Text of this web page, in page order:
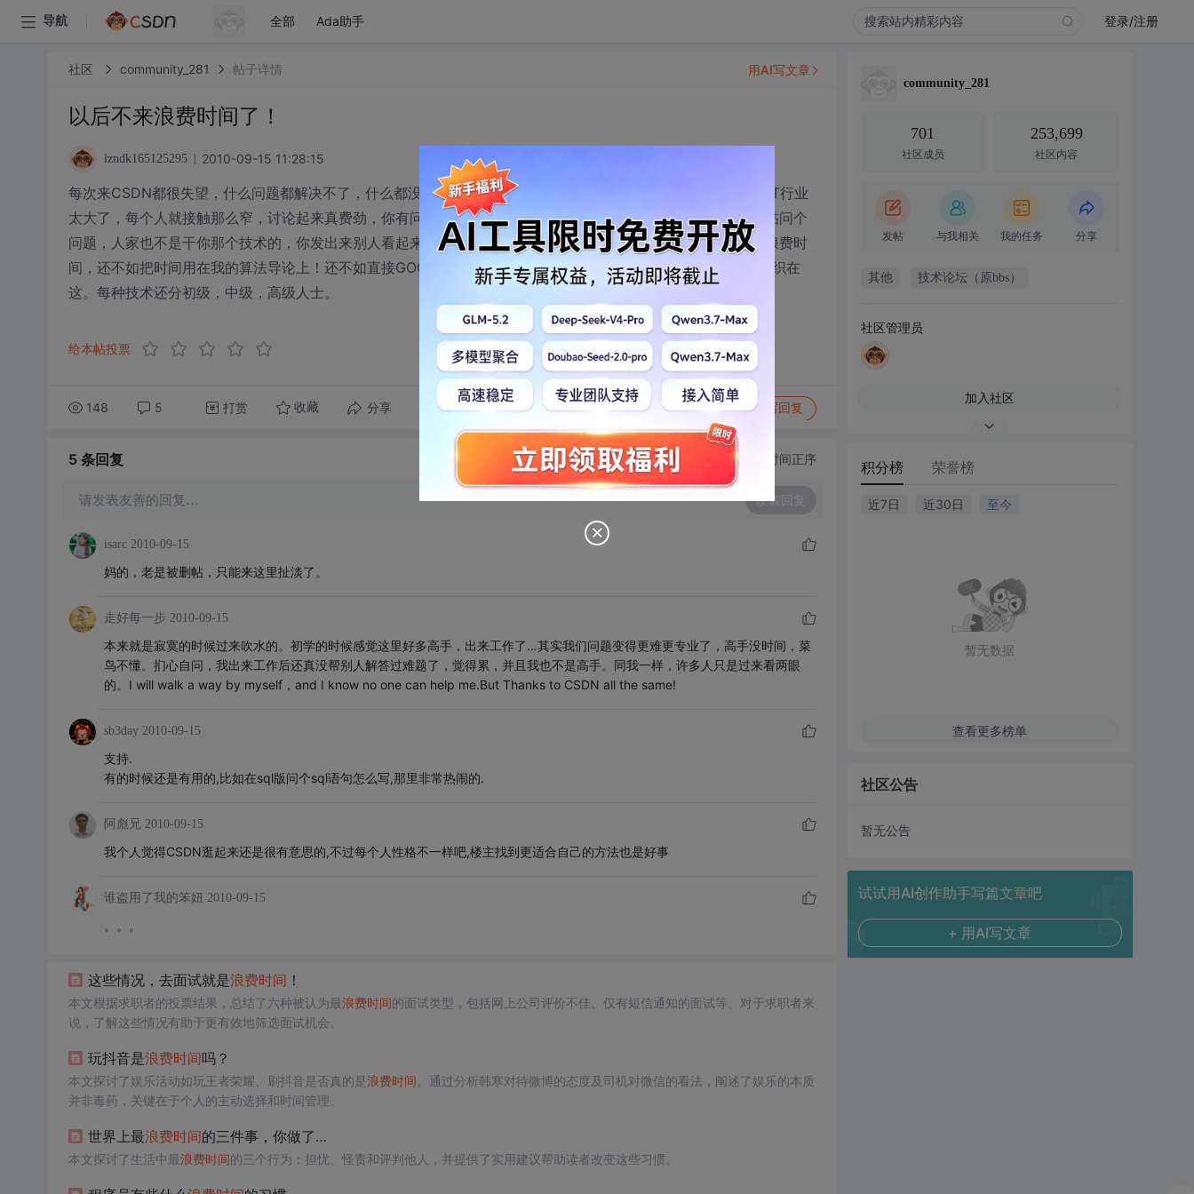
导航 全部 Ada助手 登录/注册
社区 community_281 帖子详情
以后不来浪费时间了！
lzndk165125295 2010-09-15 11:28:15
每次来CSDN都很失望，什么问题都解决不了，什么都没学到，我说能有点用的就是 有些兄弟上传上去的资源，IT行业
太大了，每个人就接触那么窄，讨论起来真费劲，你有问题你直接问你公司的同事或者前辈就万事了，来这发个帖问个
问题，人家也不是干你那个技术的，你发出来别人看起来还迷糊，论坛真扯淡，就是没事来休闲会。再不来了，浪费时
间，还不如把时间用在我的算法导论上！还不如直接GOOGLE下 或者百度下查些东西。感觉特混乱。各种技术交织在
这。每种技术还分初级，中级，高级人士。
给本帖投票
148 5 打赏 收藏 分享 转发到动态 举报 写回复
用AI写文章
5 条回复 切换为时间正序
请发表友善的回复… 发表回复
isarc 2010-09-15
妈的，老是被删帖，只能来这里扯淡了。
走好每一步 2010-09-15
本来就是寂寞的时候过来吹水的。初学的时候感觉这里好多高手，出来工作了…其实我们问题变得更难更专业了，高手没时间，菜
鸟不懂。扪心自问，我出来工作后还真没帮别人解答过难题了，觉得累，并且我也不是高手。同我一样，许多人只是过来看两眼
的。I will walk a way by myself，and I know no one can help me.But Thanks to CSDN all the same!
sb3day 2010-09-15
支持.
有的时候还是有用的,比如在sql版问个sql语句怎么写,那里非常热闹的.
阿彪兄 2010-09-15
我个人觉得CSDN逛起来还是很有意思的,不过每个人性格不一样吧,楼主找到更适合自己的方法也是好事
谁盗用了我的笨妞 2010-09-15
。。。
这些情况，去面试就是浪费时间 ！
本文根据求职者的投票结果，总结了六种被认为最浪费时间的面试类型，包括网上公司评价不佳、仅有短信通知的面试等。对于求职者来
说，了解这些情况有助于更有效地筛选面试机会。
玩抖音是浪费时间吗？
本文探讨了娱乐活动如玩王者荣耀、刷抖音是否真的是浪费时间 。通过分析韩寒对待微博的态度及司机对微信的看法，阐述了娱乐的本质
并非毒药，关键在于个人的主动选择和时间管理。
世界上最浪费时间的三件事，你做了…
本文探讨了生活中最浪费时间的三个行为：担忧、怪责和评判他人，并提供了实用建议帮助读者改变这些习惯。
community_281
701
社区成员
253,699
社区内容
发帖 与我相关 我的任务 分享
其他 技术论坛（原bbs）
社区管理员
加入社区
积分榜 荣誉榜
近7日 近30日 至今
暂无数据
查看更多榜单
社区公告
暂无公告
试试用AI创作助手写篇文章吧
+ 用AI写文章